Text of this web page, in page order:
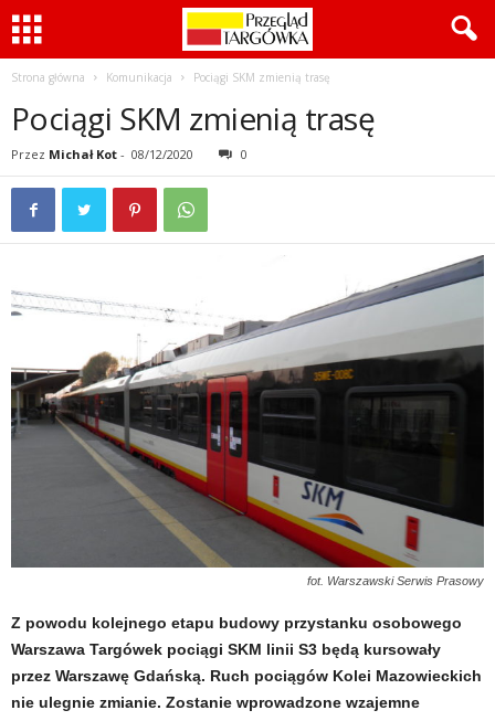
Strona główna Komunikacja Pociągi SKM zmienią trasę
Pociągi SKM zmienią trasę
Przez Michał Kot - 08/12/2020 0
fot. Warszawski Serwis Prasowy
Z powodu kolejnego etapu budowy przystanku osobowego
Warszawa Targówek pociągi SKM linii S3 będą kursowały
przez Warszawę Gdańską. Ruch pociągów Kolei Mazowieckich
nie ulegnie zmianie. Zostanie wprowadzone wzajemne